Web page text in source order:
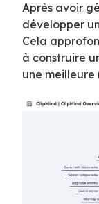
Après avoir
développer
Cela
à construire
une